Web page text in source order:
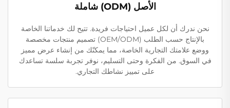
الأصل (ODM) شاملة
نحن ندرك أن لكل عميل احتياجات فريدة. تتيح لك خدماتنا الخاصة
بالإنتاج حسب الطلب (OEM/ODM) تصميم منتجات مخصصة
ووضع علامتك التجارية الخاصة، مما يمكنّك من إنشاء عرض مميز
في السوق. من الفكرة وحتى التسليم، نوفر تجربة سلسة تساعدك
على تمييز نشاطك التجاري.